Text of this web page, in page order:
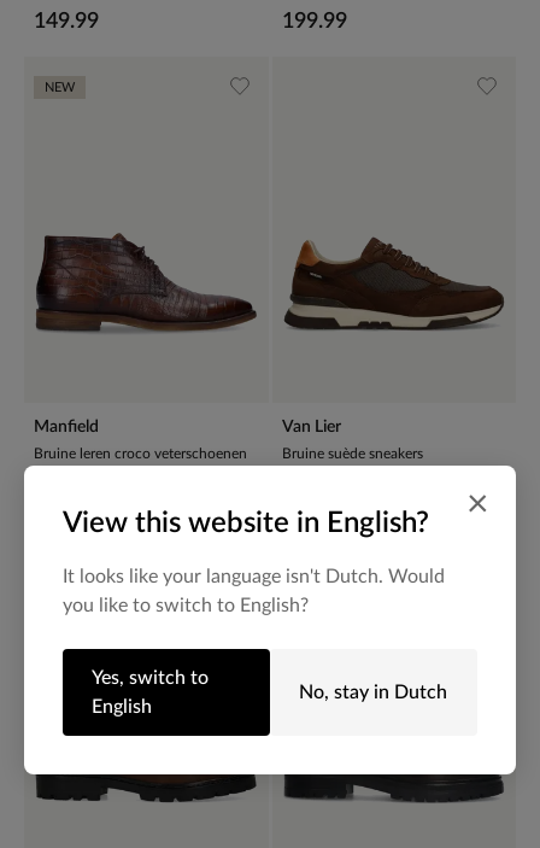
149.99 199.99
Manfield
Bruine leren croco veterschoenen
NEW
Van Lier
Bruine suède sneakers
×
View this website in English?
It looks like your language isn't Dutch. Would
you like to switch to English?
Yes, switch to
English
No, stay in Dutch